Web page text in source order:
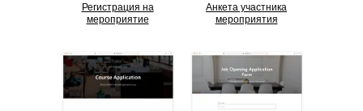
Регистрация на
мероприятие
Анкета участника
мероприятия